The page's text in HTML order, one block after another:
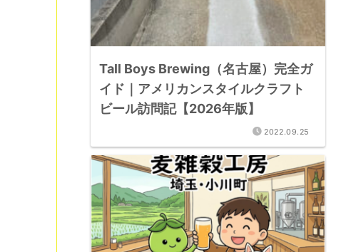
Tall Boys Brewing（名古屋）完全ガ
イド｜アメリカンスタイルクラフト
ビール訪問記【2026年版】
2022.09.25